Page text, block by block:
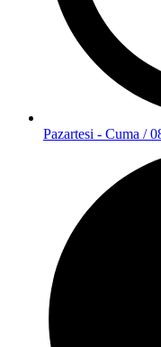
Pazartesi - Cuma /